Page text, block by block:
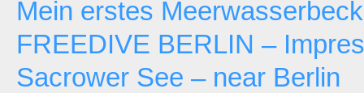
Mein erstes
FREEDIVE BERLIN –
Sacrower See – near Berlin